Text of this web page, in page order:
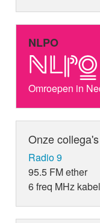
NLPO
Omroepen in
Onze collega's
Radio 9
95.5 FM ether
6 freq MHz kabel